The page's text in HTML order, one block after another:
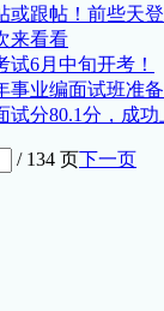
或跟帖！前些天
来看看
试6月中旬开考！
事业编面试班准备
试分80.1分，成功
/ 134 页下一页